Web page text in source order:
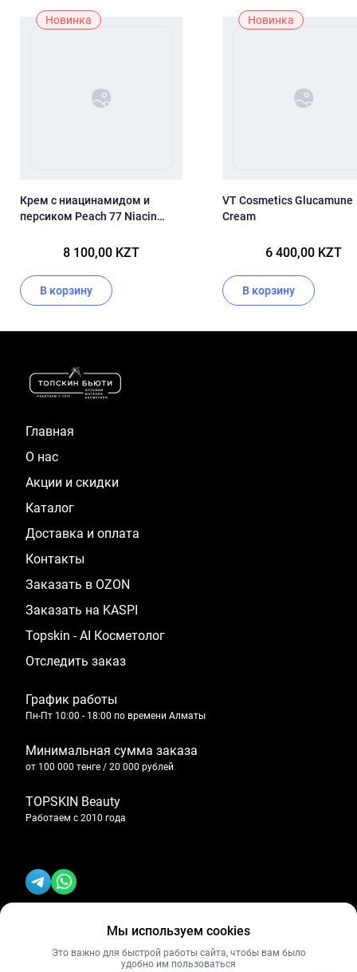
Новинка
Крем с ниацинамидом и
персиком Peach 77 Niacin
8 100,00 KZT
В корзину
Новинка
VT Cosmetics Glucamune
Cream
6 400,00 KZT
В корзину
Главная
О нас
Акции и скидки
Каталог
Доставка и оплата
Контакты
Заказать в OZON
Заказать на KASPI
Topskin - AI Косметолог
Отследить заказ
График работы
Пн-Пт 10:00 - 18:00 по времени Алматы
Минимальная сумма заказа
от 100 000 тенге / 20 000 рублей
TOPSKIN Beauty
Работаем с 2010 года
Политика конфиденциальности
Мы используем cookies
Это важно для быстрой работы сайта, чтобы вам было
удобно им пользоваться